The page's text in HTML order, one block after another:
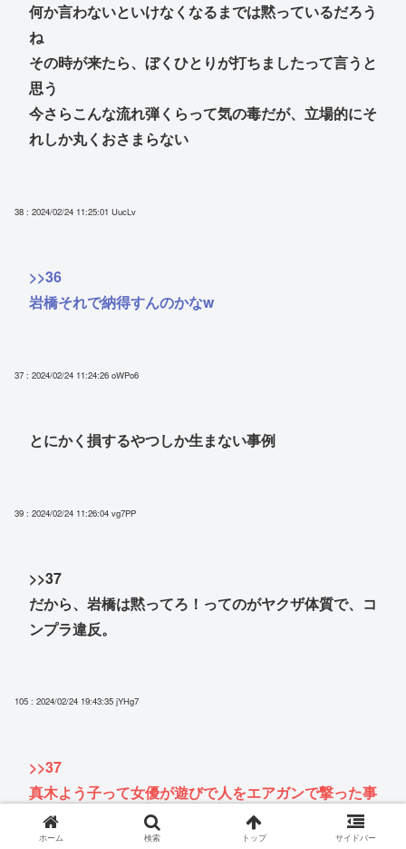
何か言わないといけなくなるまでは黙っているだろう
ね
その時が来たら、ぼくひとりが打ちましたって言うと
思う
今さらこんな流れ弾くらって気の毒だが、立場的にそ
れしか丸くおさまらない
38 : 2024/02/24 11:25:01 UucLv
>>36
岩橋それで納得すんのかなw
37 : 2024/02/24 11:24:26 oWPo6
とにかく損するやつしか生まない事例
39 : 2024/02/24 11:26:04 vg7PP
>>37
だから、岩橋は黙ってろ！ってのがヤクザ体質で、コ
ンプラ違反。
105 : 2024/02/24 19:43:35 jYHg7
>>37
真木よう子って女優が遊びで人をエアガンで撃った事
例な 確かに
ホーム 検索 トップ サイドバー